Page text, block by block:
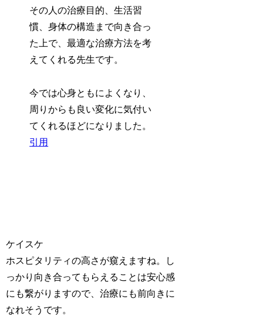
その人の治療目的、生活習
慣、身体の構造まで向き合っ
た上で、最適な治療方法を考
えてくれる先生です。
今では心身ともによくなり、
周りからも良い変化に気付い
てくれるほどになりました。
引用
ケイスケ
ホスピタリティの高さが窺えますね。し
っかり向き合ってもらえることは安心感
にも繋がりますので、治療にも前向きに
なれそうです。